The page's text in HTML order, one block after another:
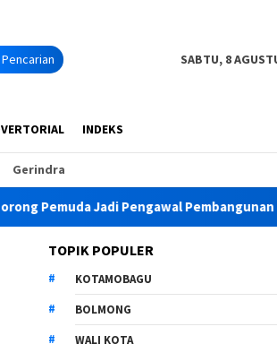
Pencarian SABTU, 8
INDEKS
Gerindra
Pengawal Pembangunan Daerah
TOPIK POPULER
KOTAMOBAGU
BOLMONG
WALI KOTA